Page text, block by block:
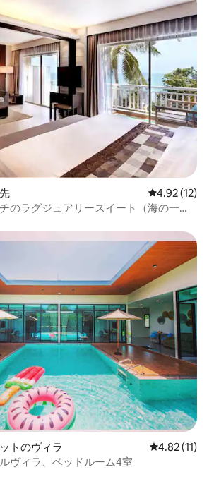
レビュー12
4.92 (12)
のラグジュアリースイート（海の一部
トのヴィラ レビュー11
4.82 (11)
ヴィラ、ベッドルーム4室